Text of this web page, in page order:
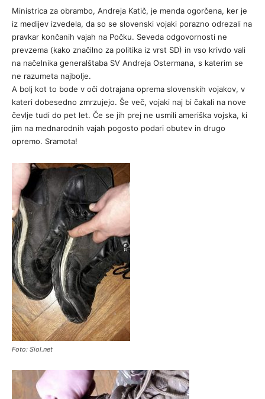
Ministrica za obrambo, Andreja Katič, je menda ogorčena, ker je
iz medijev izvedela, da so se slovenski vojaki porazno odrezali na
pravkar končanih vajah na Počku. Seveda odgovornosti ne
prevzema (kako značilno za politika iz vrst SD) in vso krivdo vali
na načelnika generalštaba SV Andreja Ostermana, s katerim se
ne razumeta najbolje.
A bolj kot to bode v oči dotrajana oprema slovenskih vojakov, v
kateri dobesedno zmrzujejo. Še več, vojaki naj bi čakali na nove
čevlje tudi do pet let. Če se jih prej ne usmili ameriška vojska, ki
jim na mednarodnih vajah pogosto podari obutev in drugo
opremo. Sramota!
Foto: Siol.net